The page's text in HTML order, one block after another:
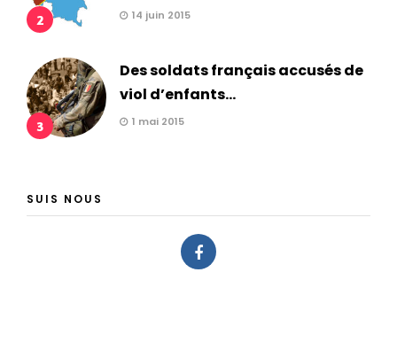
2 14 juin 2015
3
Des soldats français accusés de
viol d’enfants...
1 mai 2015
SUIS NOUS